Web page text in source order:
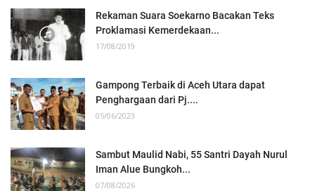
Rekaman Suara Soekarno Bacakan Teks
Proklamasi Kemerdekaan...
17/08/2019
Gampong Terbaik di Aceh Utara dapat
Penghargaan dari Pj....
05/06/2023
Sambut Maulid Nabi, 55 Santri Dayah Nurul
Iman Alue Bungkoh...
07/08/2026